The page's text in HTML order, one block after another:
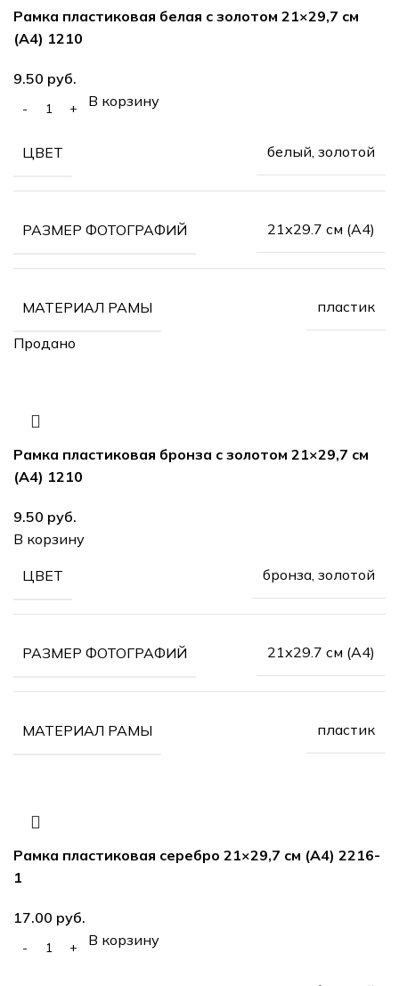
Рамка пластиковая белая с золотом 21×29,7 см
(А4) 1210
руб.
В корзину
ЦВЕТ белый, золотой
РАЗМЕР ФОТОГРАФИЙ 21х29.7 см (А4)
МАТЕРИАЛ РАМЫ пластик
Продано
Рамка пластиковая бронза с золотом 21×29,7 см
(А4) 1210
руб.
В корзину
ЦВЕТ бронза, золотой
РАЗМЕР ФОТОГРАФИЙ 21х29.7 см (А4)
МАТЕРИАЛ РАМЫ пластик
Рамка пластиковая серебро 21×29,7 см (А4) 2216-
1
руб.
В корзину